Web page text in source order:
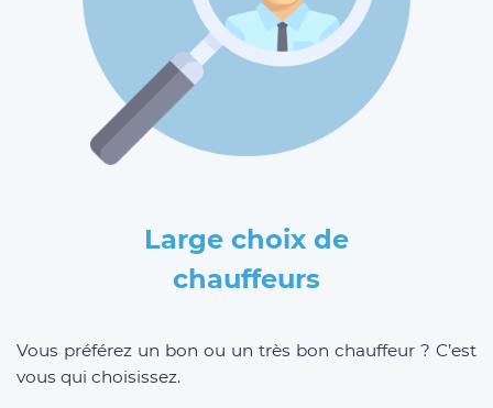
Large choix de
chauffeurs
Vous préférez un bon ou un très bon chauffeur ? C’est
vous qui choisissez.